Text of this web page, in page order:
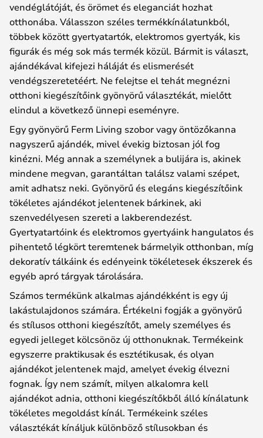
vendéglátóját, és örömet és eleganciát hozhat
otthonába. Válasszon széles termékkínálatunkból,
többek között gyertyatartók, elektromos gyertyák, kis
figurák és még sok más termék közül. Bármit is választ,
ajándékával kifejezi háláját és elismerését
vendégszeretetéért. Ne felejtse el tehát megnézni
otthoni kiegészítőink gyönyörű választékát, mielőtt
elindul a következő ünnepi eseményre.
Egy gyönyörű Ferm Living szobor vagy öntözőkanna
nagyszerű ajándék, mivel évekig biztosan jól fog
kinézni. Még annak a személynek a bulijára is, akinek
mindene megvan, garantáltan találsz valami szépet,
amit adhatsz neki. Gyönyörű és elegáns kiegészítőink
tökéletes ajándékot jelentenek bárkinek, aki
szenvedélyesen szereti a lakberendezést.
Gyertyatartóink és elektromos gyertyáink hangulatos és
pihentető légkört teremtenek bármelyik otthonban, míg
dekoratív tálkáink és edényeink tökéletesek ékszerek és
egyéb apró tárgyak tárolására.
Számos termékünk alkalmas ajándékként is egy új
lakástulajdonos számára. Értékelni fogják a gyönyörű
és stílusos otthoni kiegészítőt, amely személyes és
egyedi jelleget kölcsönöz új otthonuknak. Termékeink
egyszerre praktikusak és esztétikusak, és olyan
ajándékot jelentenek majd, amelyet évekig élvezni
fognak. Így nem számít, milyen alkalomra kell
ajándékot adnia, otthoni kiegészítőkből álló kínálatunk
tökéletes megoldást kínál. Termékeink széles
választékát kínáljuk különböző stílusokban és